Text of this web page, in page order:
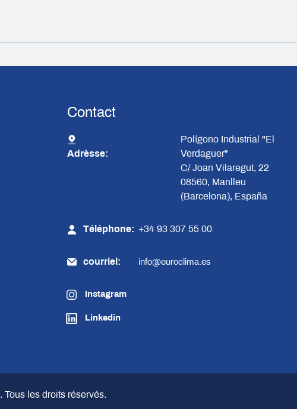
Contact
Adrèsse:
Polígono Industrial "El
Verdaguer"
C/ Joan Vilaregut, 22
08560, Manlleu
(Barcelona), España
Téléphone: +34 93 307 55 00
courriel: info@euroclima.es
Instagram
Linkedin
. Tous les droits réservés.